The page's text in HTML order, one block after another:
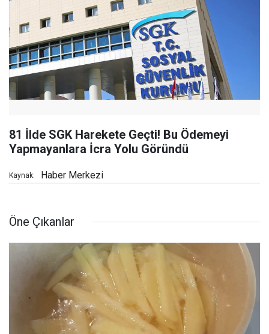
81 İlde SGK Harekete Geçti! Bu Ödemeyi
Yapmayanlara İcra Yolu Göründü
Kaynak: Haber Merkezi
Öne Çıkanlar